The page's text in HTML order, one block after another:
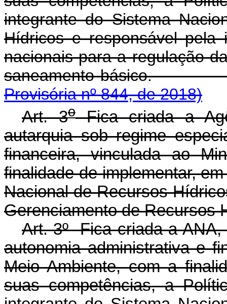
integrante do Sistema
Hídricos e responsável pela
nacionais para a regulação
saneamento
Provisória nº 844, de 2018)
Art. 3oFica criada a
autarquia sob regime
financeira, vinculada ao
finalidade de implementar,
Nacional de Recursos
Gerenciamento de Recursos
Art. 3º Fica criada a ANA,
autonomia administrativa e
Meio Ambiente, com a
suas competências, a